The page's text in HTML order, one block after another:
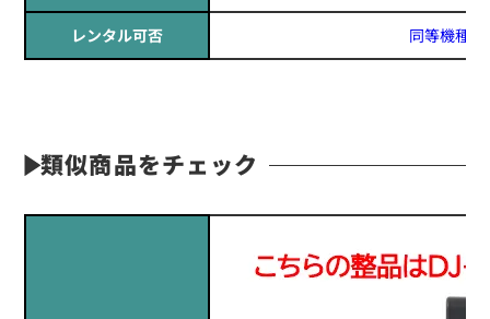
レンタル可否 同等機種
類似商品をチェック